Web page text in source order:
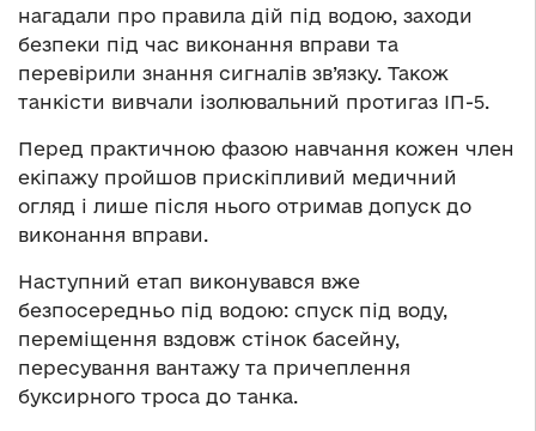
нагадали про правила дій під водою, заходи
безпеки під час виконання вправи та
перевірили знання сигналів зв’язку. Також
танкісти вивчали ізолювальний протигаз ІП-5.
Перед практичною фазою навчання кожен член
екіпажу пройшов прискіпливий медичний
огляд і лише після нього отримав допуск до
виконання вправи.
Наступний етап виконувався вже
безпосередньо під водою: спуск під воду,
переміщення вздовж стінок басейну,
пересування вантажу та причеплення
буксирного троса до танка.